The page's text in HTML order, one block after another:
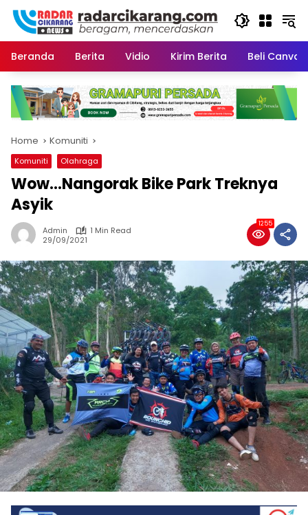
Skip
content
Beranda
Berita Vidio Kirim Berita Beli
Home Komuniti
Komuniti Olahraga
Wow…Nangorak Bike Park Treknya
Asyik
Admin
1 Min Read
29/09/2021
1255